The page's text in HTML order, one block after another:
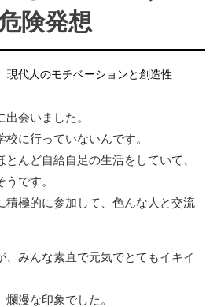
険発想
現代人のモチベーションと創造性
会いました。
に行っていないんです。
んど自給自足の生活をしていて、
です。
積極的に参加して、色んな人と交流
、みんな素直で元気でとてもイキイ
漫な印象でした。